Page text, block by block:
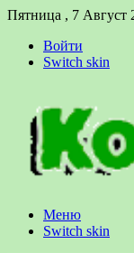
Пятница , 7 Август
Войти
Switch skin
Меню
Switch skin